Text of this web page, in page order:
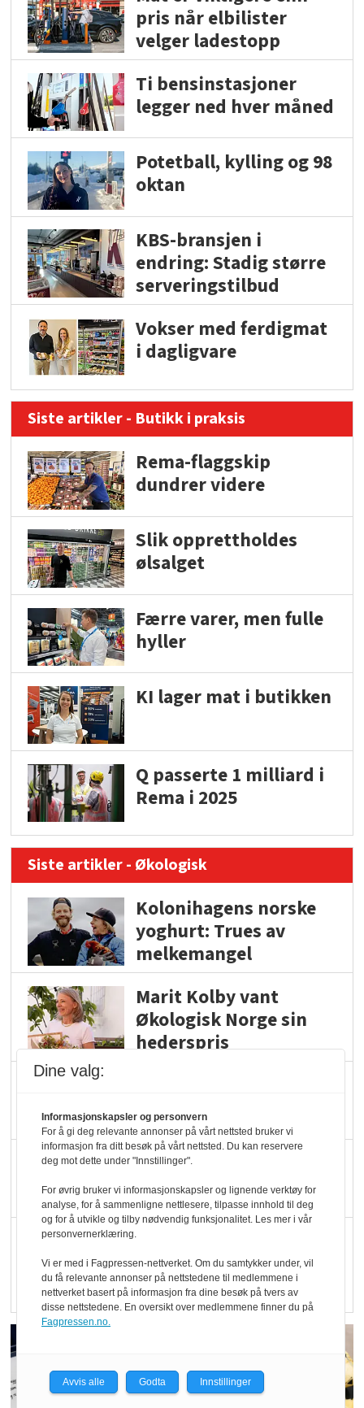
pris når elbilister
velger ladestopp
Ti bensinstasjoner
legger ned hver måned
Potetball, kylling og 98
oktan
KBS-bransjen i
endring: Stadig større
serveringstilbud
Vokser med ferdigmat
i dagligvare
Siste artikler - Butikk i praksis
Rema-flaggskip
dundrer videre
Slik opprettholdes
ølsalget
Færre varer, men fulle
hyller
KI lager mat i butikken
Q passerte 1 milliard i
Rema i 2025
Siste artikler - Økologisk
Kolonihagens norske
yoghurt: Trues av
melkemangel
Marit Kolby vant
Økologisk Norge sin
hederspris
økologisk i butikkhylla
Kolonihagen sliter
med å få tak i nok melk
Rapport: Økokundene
er klare! Er markedet
det?
Dine valg:
Informasjonskapsler og personvern
For å gi deg relevante annonser på vårt nettsted bruker vi
informasjon fra ditt besøk på vårt nettsted. Du kan reservere
deg mot dette under "Innstillinger".
For øvrig bruker vi informasjonskapsler og lignende verktøy for
analyse, for å sammenligne nettlesere, tilpasse innhold til deg
og for å utvikle og tilby nødvendig funksjonalitet. Les mer i vår
personvernerklæring.
Vi er med i Fagpressen-nettverket. Om du samtykker under, vil
du få relevante annonser på nettstedene til medlemmene i
nettverket basert på informasjon fra dine besøk på tvers av
disse nettstedene. En oversikt over medlemmene finner du på
Fagpressen.no.
Avvis alle Godta Innstillinger